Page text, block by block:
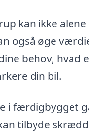
kan ikke
også øge
behov,
din bil.
i færdigbygget
tilbyde